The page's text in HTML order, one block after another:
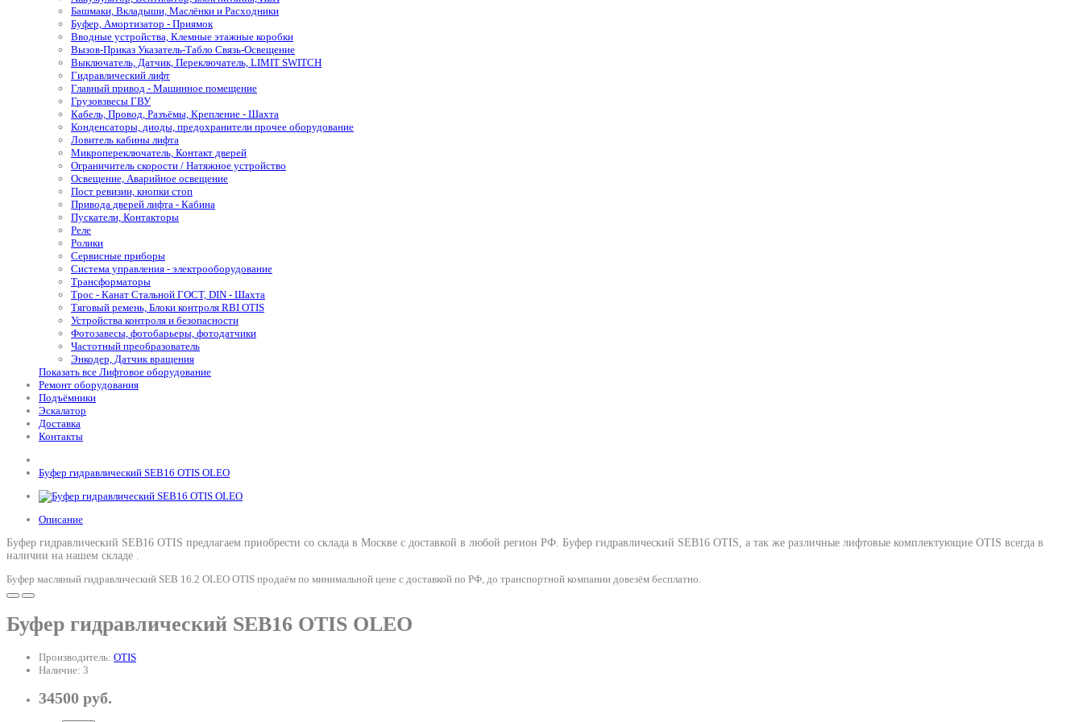
Башмаки, Вкладыши, Маслёнки и Расходники
Буфер, Амортизатор - Приямок
Вводные устройства, Клемные этажные коробки
Вызов-Приказ Указатель-Табло Связь-Освещение
Выключатель, Датчик, Переключатель, LIMIT SWITCH
Гидравлический лифт
Главный привод - Машинное помещение
Грузовзвесы ГВУ
Кабель, Провод, Разъёмы, Крепление - Шахта
Конденсаторы, диоды, предохранители прочее оборудование
Ловитель кабины лифта
Микропереключатель, Контакт дверей
Ограничитель скорости / Натяжное устройство
Освещение, Аварийное освещение
Пост ревизии, кнопки стоп
Привода дверей лифта - Кабина
Пускатели, Контакторы
Реле
Ролики
Сервисные приборы
Система управления - электрооборудование
Трансформаторы
Трос - Канат Стальной ГОСТ, DIN - Шахта
Тяговый ремень, Блоки контроля RBI OTIS
Устройства контроля и безопасности
Фотозавесы, фотобарьеры, фотодатчики
Частотный преобразователь
Энкодер, Датчик вращения
Показать все Лифтовое оборудование
Ремонт оборудования
Подъёмники
Эскалатор
Доставка
Контакты
Буфер гидравлический SEB16 OTIS OLEO
Описание
Буфер гидравлический SEB16 OTIS предлагаем приобрести со склада в Москве с доставкой в любой регион РФ. Буфер гидравлический SEB16 OTIS, а так же различные лифтовые комплектующие OTIS всегда в
наличии на нашем складе .
Буфер масляный гидравлический SEB 16.2 OLEO OTIS продаём по минимальной цене с доставкой по РФ, до транспортной компании довезём бесплатно.
Буфер гидравлический SEB16 OTIS OLEO
Производитель: OTIS
Наличие: 3
34500 руб.